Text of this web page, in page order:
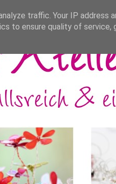
traffic. Your IP address
to ensure quality of service,